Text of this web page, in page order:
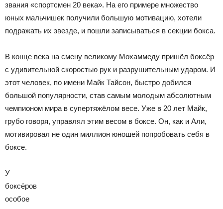
звания «спортсмен 20 века». На его примере множество
юных мальчишек получили большую мотивацию, хотели
подражать их звезде, и пошли записываться в секции бокса.
В конце века на смену великому Мохаммеду пришёл боксёр
с удивительной скоростью рук и разрушительным ударом. И
этот человек, по имени Майк Тайсон, быстро добился
большой популярности, став самым молодым абсолютным
чемпионом мира в супертяжёлом весе. Уже в 20 лет Майк,
грубо говоря, управлял этим весом в боксе. Он, как и Али,
мотивировал не один миллион юношей попробовать себя в
боксе.
У
боксёров
особое